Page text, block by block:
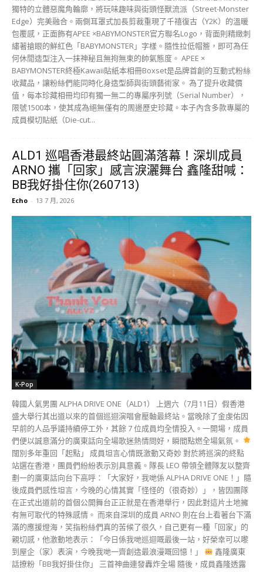
ALD1 巡唱香港最終站圓滿落幕！深圳成員
ARNO 攜「回家」感言淚灑舞台 鑫隆甜喊：
BB我好掛住你(260713)
Echo - 13 7 月, 2026
K-Pop
韓國人氣男團 ALPHA DRIVE ONE（ALD1） 上週六（7月11日）假香港
盛大舉行其出道以來的首個巡迴演唱會壓軸最終站。當晚除了金虔佑因
早前的人品爭議持續停工外，其餘 7 位成員均全情投入。一開場，成員
們便以誠意滿分的廣東話向全場歌迷熱情問好，瞬間點燃全場氣氛。
闊別多年重回「起點」 成員坦言心情既激動又奇妙 對於將巡演的終點
站選在香港，團員們紛紛表示別具意義。隊長 LEO 帶領全體隊友以整齊
劃一的廣東話向台下高呼：「大家好，我哋係 ALPHA DRIVE ONE！」隨
後成員們感性坦言，今晚的心情其實「怪怪的（很奇妙）」，皆因團隊
在正式出道前的首個公開舞台正正就是在香港舉行，因此對這片土地擁
有無可取代的特殊感情。 而來自深圳的成員 ARNO 則在台上看著台下滿
滿的應援燈海，笑指粉絲們真的苦候了很久，自己更有一種「回家」的
親切感，他激動地表示：「今日係我哋巡迴嘅最後一站，好榮幸可以嚟
到屋企（家）表演，今晚我哋一齊創造最浪漫嘅回憶！」
鑫隆廣東
話撩粉「BB我好掛住你」 三首神曲連發轟炸全場 隨後，成員鑫隆透露
為了這場別具意義的壓軸一站，全體成員都秘密籌備了很久，隨即更當
場大秀苦練的廣東話，對著台下甜喊：「BB我好掛住你！」超強的粉絲
福利瞬間引發全場萬名粉絲震耳欲聾的尖叫回應。 緊接著，ALD1 隨即
開啟了炸裂的音樂盛宴，接連獻唱《OMG!》、《FORMULA》以及
《Good Life》等多首大熱代表作，穩健的 Live 唱功與震撼的刀群舞刀
刀到位，展現了頂級男團的實力。
瘋狂翻跳 K-Pop...
[現場直擊] 全智賢驚喜現身中環 閃耀領銜
PIAGET 伯爵全新旗艦店盛大揭幕 (260629)
Echo - 29 6 月, 2026